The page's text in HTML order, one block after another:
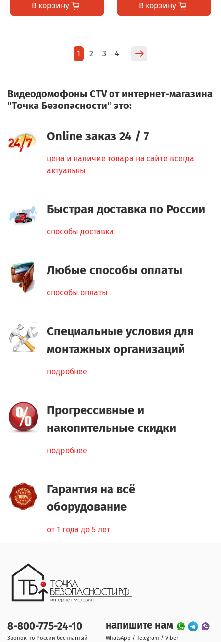
В корзину В корзину
1 2 3 4
Видеодомофоны CTV от интернет-магазина
"Точка Безопасности" это:
Online заказ 24 / 7
цена и наличие товара на сайте всегда
актуальны
Быстрая доставка по России
способы доставки
Любые способы оплаты
способы оплаты
Специальные условия для
монтажных организаций
подробнее
Прогрессивные и
накопительные скидки
подробнее
Гарантия на всё
оборудование
от 1 года до 5 лет
8-800-775-24-10
Звонок по России бесплатный
напишите нам
WhatsApp / Telegram / Viber